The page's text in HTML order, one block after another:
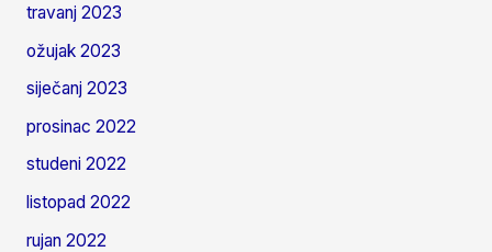
travanj 2023
ožujak 2023
siječanj 2023
prosinac 2022
studeni 2022
listopad 2022
rujan 2022